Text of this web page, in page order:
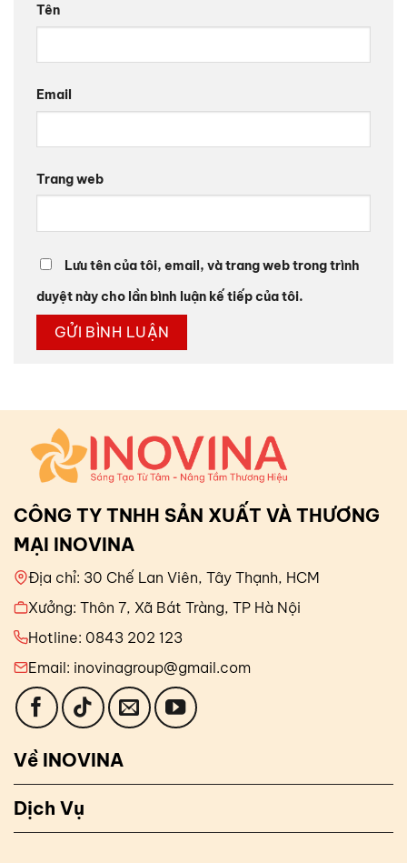
Tên
Email
Trang web
Lưu tên của tôi, email, và trang web trong trình
duyệt này cho lần bình luận kế tiếp của tôi.
CÔNG TY TNHH SẢN XUẤT VÀ THƯƠNG
MẠI INOVINA
Địa chỉ: 30 Chế Lan Viên, Tây Thạnh, HCM
Xưởng: Thôn 7, Xã Bát Tràng, TP Hà Nội
Hotline: 0843 202 123
Email: inovinagroup@gmail.com
Về INOVINA
Dịch Vụ